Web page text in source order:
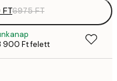
FT6975 FT
900 Ft felett